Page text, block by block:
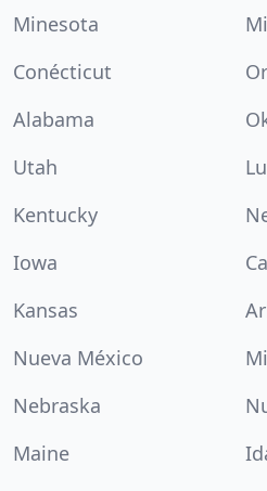
Minesota
Conécticut
Alabama
Utah
Kentucky
Iowa
Kansas
Nueva México
Nebraska
Maine